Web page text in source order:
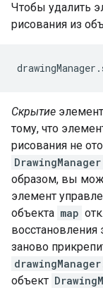
Чтобы удалить
рисования из
drawingManager .
Скрытие
тому, что
рисования не
DrawingManager
образом, вы
элемент
объекта map
заново
объект